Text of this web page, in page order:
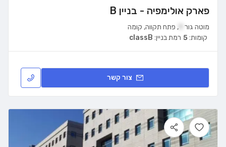
פארק אולימפיה - בניין B
מוטה גור , פתח תקווה, קומה
רמת בניין: classB קומות:5
צור קשר